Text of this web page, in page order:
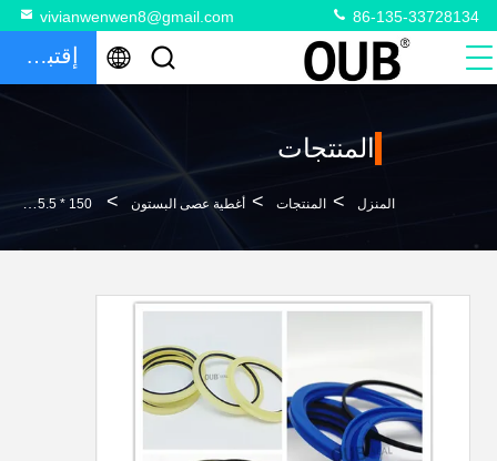
vivianwenwen8@gmail.com 86-135-33728134
إقتباس
المنتجات
المنزل > المنتجات > أغطية عصى البستون > 150 * 165.5 * 6 أختام قضيب المكبس 145 * 160.5 * 6 HBY PU Buffer Oil Resistant O Ring